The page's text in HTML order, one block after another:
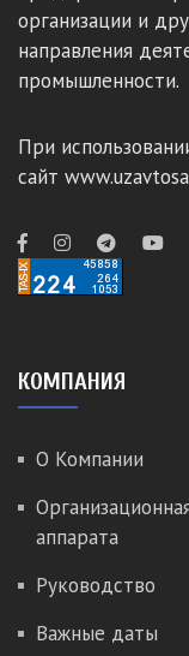
организации и
направления
промышленности.
При
сайт
КОМПАНИЯ
О Компании
аппарата
Руководство
Важные даты